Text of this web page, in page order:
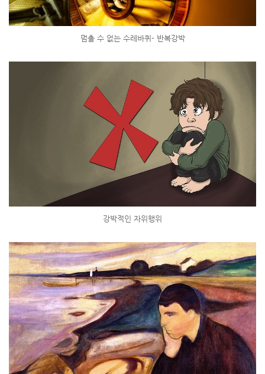
멈출 수 없는 수레바퀴- 반복강박
강박적인 자위행위